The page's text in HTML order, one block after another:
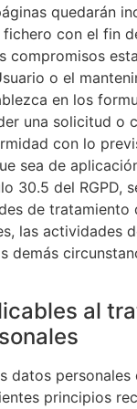
quedarán
con el fin
compromisos
o el
en los
una solicitud o
con lo
sea de
30.5 del RGPD,
de tratamiento
las actividades
demás
al
datos personales
principios